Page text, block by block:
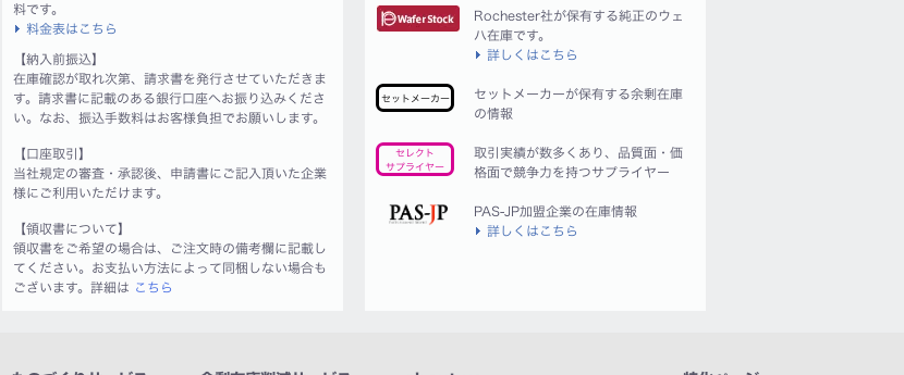
料です。
料金表はこちら
【納入前振込】
在庫確認が取れ次第、請求書を発行させていただきま
す。請求書に記載のある銀行口座へお振り込みくださ
い。なお、振込手数料はお客様負担でお願いします。
【口座取引】
当社規定の審査・承認後、申請書にご記入頂いた企業
様にご利用いただけます。
【領収書について】
領収書をご希望の場合は、ご注文時の備考欄に記載し
てください。お支払い方法によって同梱しない場合も
ございます。詳細は こちら
Rochester社が保有する純正のウェ
ハ在庫です。
詳しくはこちら
セットメーカー
セットメーカーが保有する余剰在庫
の情報
セレクト
サプライヤー
取引実績が数多くあり、品質面・価
格面で競争力を持つサプライヤー
PAS-JP加盟企業の在庫情報
詳しくはこちら